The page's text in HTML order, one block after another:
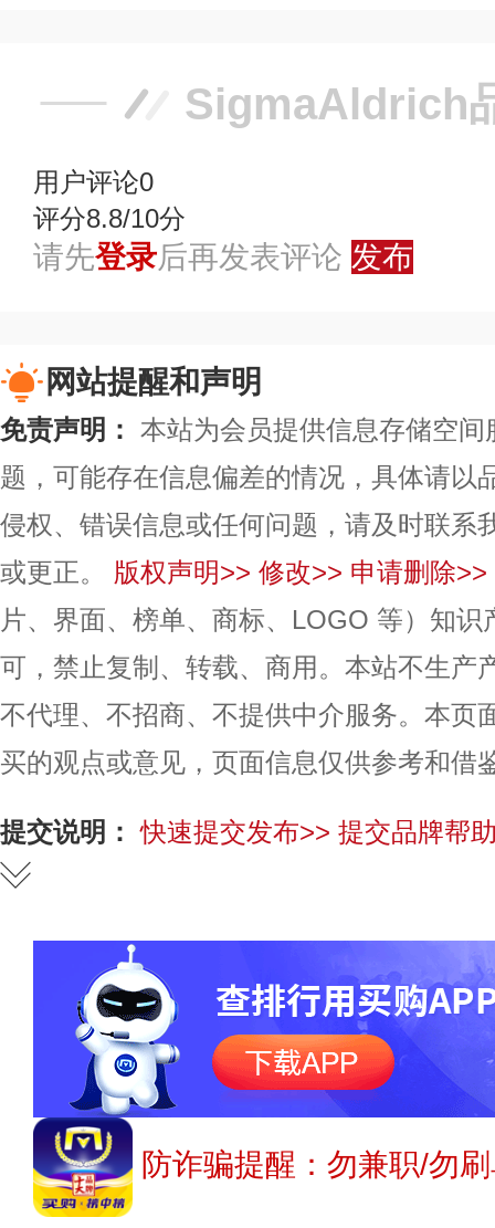
SigmaAldrich
用户评论0
评分8.8/10分
请先登录后再发表评论 发布
网站提醒和声明
免责声明： 本站为会员提供信息存储空
题，可能存在信息偏差的情况，具体请以
侵权、错误信息或任何问题，请及时联系
或更正。
版权声明>> 修改>> 申请删除>>
片、界面、榜单、商标、LOGO 等）知
可，禁止复制、转载、商用。本站不生产
不代理、不招商、不提供中介服务。本页
买的观点或意见，页面信息仅供参考和借
提交说明： 快速提交发布>> 提交品牌帮
防诈骗提醒：勿兼职/勿